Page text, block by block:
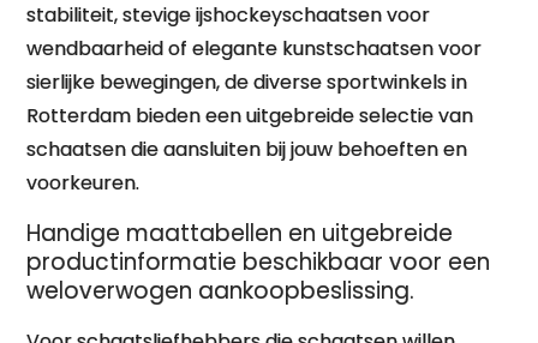
stabiliteit, stevige ijshockeyschaatsen voor
wendbaarheid of elegante kunstschaatsen voor
sierlijke bewegingen, de diverse sportwinkels in
Rotterdam bieden een uitgebreide selectie van
schaatsen die aansluiten bij jouw behoeften en
voorkeuren.
Handige maattabellen en uitgebreide
productinformatie beschikbaar voor een
weloverwogen aankoopbeslissing.